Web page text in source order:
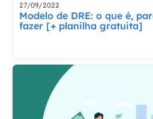
27/09/2022
Modelo de DRE: o que é,
fazer [+ planilha gratuita]